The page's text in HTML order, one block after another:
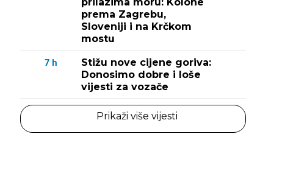
prema Zagrebu,
Sloveniji i na Krčkom
mostu
7 h
Stižu nove cijene goriva:
Donosimo dobre i loše
vijesti za vozače
Prikaži više vijesti